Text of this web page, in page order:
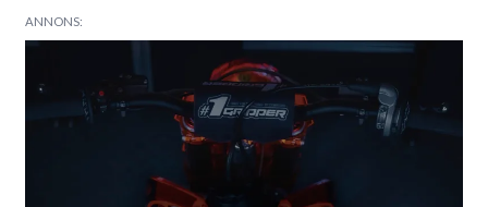
ANNONS: